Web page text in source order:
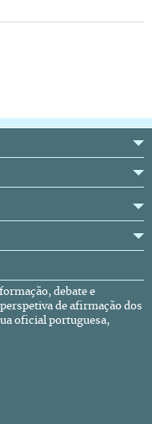
debate e
de afirmação dos
oficial portuguesa,